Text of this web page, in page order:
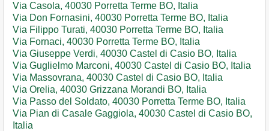
Via Casola, 40030 Porretta Terme BO, Italia
Via Don Fornasini, 40030 Porretta Terme BO, Italia
Via Filippo Turati, 40030 Porretta Terme BO, Italia
Via Fornaci, 40030 Porretta Terme BO, Italia
Via Giuseppe Verdi, 40030 Castel di Casio BO, Italia
Via Guglielmo Marconi, 40030 Castel di Casio BO, Italia
Via Massovrana, 40030 Castel di Casio BO, Italia
Via Orelia, 40030 Grizzana Morandi BO, Italia
Via Passo del Soldato, 40030 Porretta Terme BO, Italia
Via Pian di Casale Gaggiola, 40030 Castel di Casio BO,
Italia